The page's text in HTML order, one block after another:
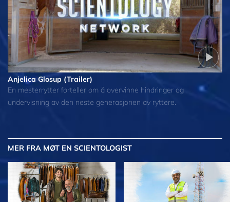
Anjelica Glosup (Trailer)
En mesterrytter forteller om å overvinne hindringer og
undervisning av den neste generasjonen av ryttere.
MER FRA MØT EN SCIENTOLOGIST